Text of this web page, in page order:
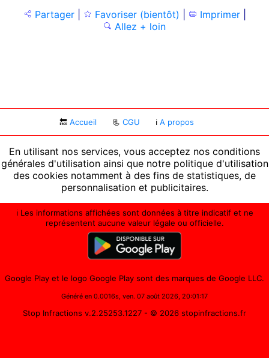
Partager| Favoriser (bientôt) Imprimer|
Allez + loin
🔙 Accueil 📃 CGU ℹ A propos
En utilisant nos services, vous acceptez nos conditions
générales d'utilisation ainsi que notre politique d'utilisation
des cookies notamment à des fins de statistiques, de
personnalisation et publicitaires.
ℹ️ Les informations affichées sont données à titre indicatif et ne
représentent aucune valeur légale ou officielle.
Google Play et le logo Google Play sont des marques de Google LLC.
Généré en 0.0016s, ven. 07 août 2026, 20:01:17
Stop Infractions v.2.25253.1227 - © 2026 stopinfractions.fr